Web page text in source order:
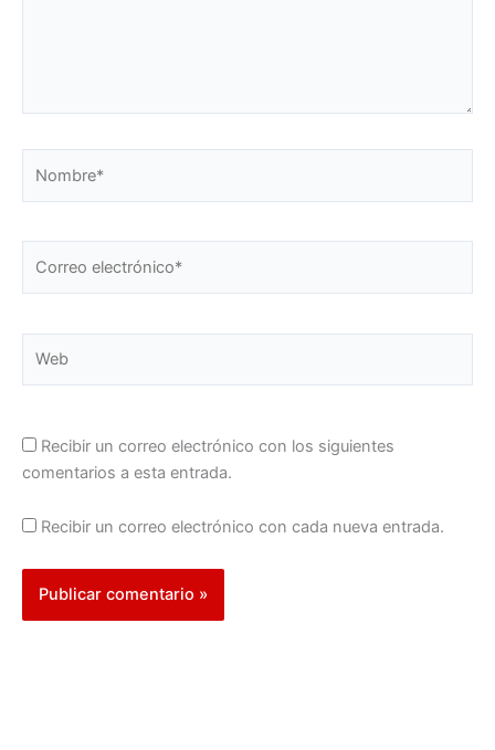
electrónico*
Recibir un correo electrónico con los siguientes
comentarios a esta entrada.
Recibir un correo electrónico con cada nueva entrada.